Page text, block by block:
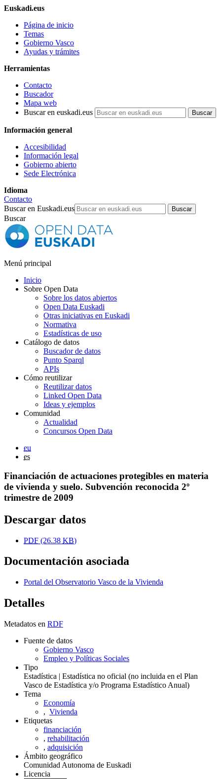
Euskadi.eus
Página de inicio
Temas
Gobierno Vasco
Ayudas y trámites
Herramientas
Contacto
Buscador
Mapa web
Buscar en euskadi.eus
Información general
Accesibilidad
Información legal
Gobierno abierto
Sede Electrónica
Idioma
Contacto
Buscar en Euskadi.eus
Buscar
Menú principal
Inicio
Sobre Open Data
Sobre los datos abiertos
Open Data Euskadi
Otras iniciativas en Euskadi
Normativa
Estadísticas de uso
Catálogo de datos
Buscador de datos
Punto Sparql
APIs
Cómo reutilizar
Reutilizar datos
Linked Open Data
Ideas y ejemplos
Comunidad
Actualidad
Concursos Open Data
eu
es
Financiación de actuaciones protegibles en materia
de vivienda y suelo. Subvención reconocida 2º
trimestre de 2009
Descargar datos
PDF (26.38 KB)
Documentación asociada
Portal del Observatorio Vasco de la Vivienda
Detalles
Metadatos en RDF
Fuente de datos
Gobierno Vasco
Empleo y Políticas Sociales
Tipo
Estadística | Estadística no oficial (no incluida en el Plan
Vasco de Estadística y/o Programa Estadístico Anual)
Tema
Economía
, Vivienda
Etiquetas
financiación
, rehabilitación
, adquisición
Ámbito geográfico
Comunidad Autonoma de Euskadi
Licencia